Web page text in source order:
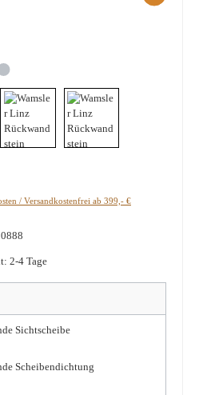
/ Versandkostenfrei ab 399,- €
2-4 Tage
Sichtscheibe
Scheibendichtung